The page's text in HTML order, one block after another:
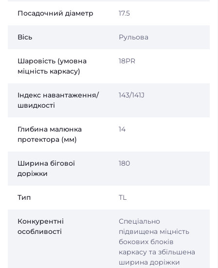
Посадочний діаметр 17.5
Вісь Рульова
Шаровість (умовна
міцність каркасу)
18PR
Індекс навантаження/
швидкості
143/141J
Глибина малюнка
протектора (мм)
14
Ширина бігової
доріжки
180
Тип TL
Конкурентні
особливості
Спеціально
підвищена міцність
бокових блоків
каркасу та збільшена
ширина доріжки